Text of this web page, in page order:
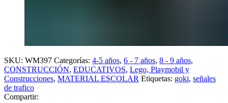
SKU: WM397 Categorías: 4-5 años, 6 - 7 años, 8 - 9 años,
CONSTRUCCIÓN, EDUCATIVOS, Lego, Playmobil y
Construcciones, MATERIAL ESCOLAR Etiquetas: goki, señales
de trafico
Compartir: